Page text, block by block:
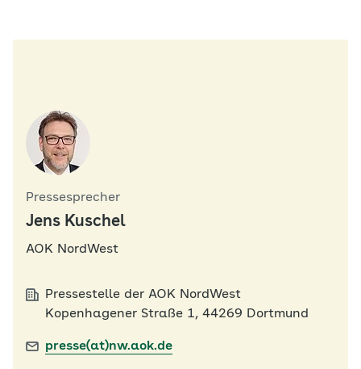
Pressesprecher
Jens Kuschel
AOK NordWest
Pressestelle der AOK NordWest
Kopenhagener Straße 1, 44269 Dortmund
presse(at)nw.aok.de